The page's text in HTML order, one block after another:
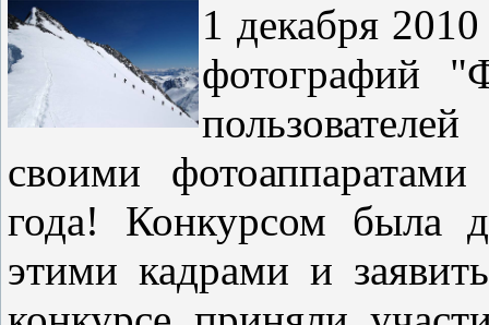
1 декабря
фотографий
своими
года! Конкурсом была
этими кадрами и